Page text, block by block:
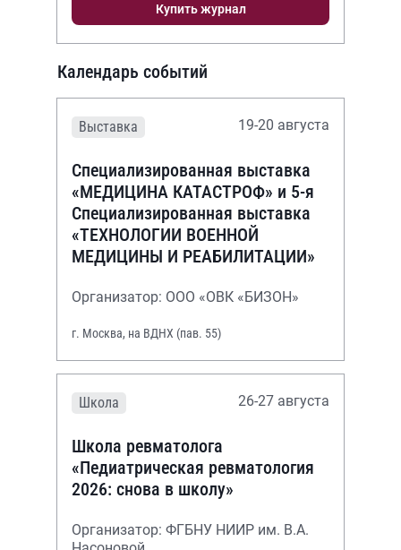
Купить журнал
Календарь событий
Выставка 19-20 августа
Специализированная выставка
«МЕДИЦИНА КАТАСТРОФ» и 5-я
Специализированная выставка
«ТЕХНОЛОГИИ ВОЕННОЙ
МЕДИЦИНЫ И РЕАБИЛИТАЦИИ»
Организатор: ООО «ОВК «БИЗОН»
г. Москва, на ВДНХ (пав. 55)
Школа 26-27 августа
Школа ревматолога
«Педиатрическая ревматология
2026: снова в школу»
Организатор: ФГБНУ НИИР им. В.А.